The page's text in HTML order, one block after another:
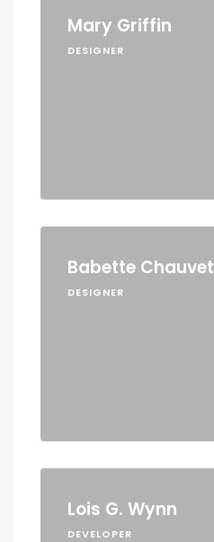
Mary Griffin
DESIGNER
Babette Chauvet
DESIGNER
Lois G. Wynn
DEVELOPER